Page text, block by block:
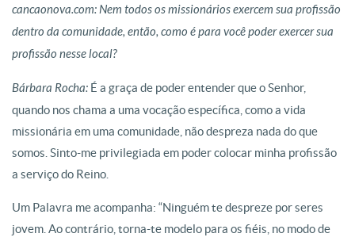
cancaonova.com: Nem todos os missionários exercem sua profissão
dentro da comunidade, então, como é para você poder exercer sua
profissão nesse local?
Bárbara Rocha: É a graça de poder entender que o Senhor,
quando nos chama a uma vocação específica, como a vida
missionária em uma comunidade, não despreza nada do que
somos. Sinto-me privilegiada em poder colocar minha profissão
a serviço do Reino.
Um Palavra me acompanha: “Ninguém te despreze por seres
jovem. Ao contrário, torna-te modelo para os fiéis, no modo de